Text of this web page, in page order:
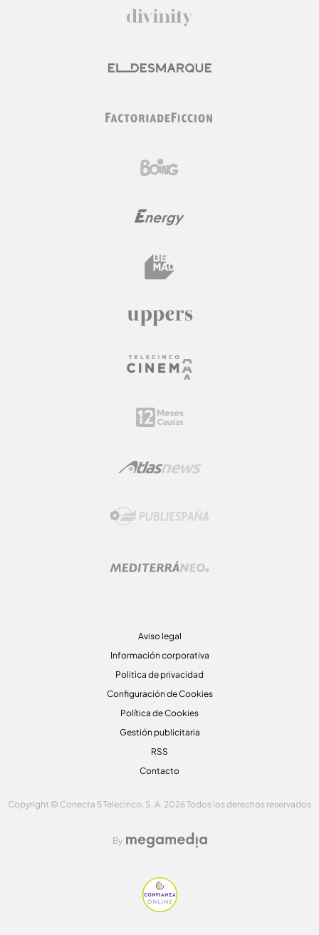
Aviso legal
Información corporativa
Politica de privacidad
Configuración de Cookies
Política de Cookies
Gestión publicitaria
RSS
Contacto
Copyright © Conecta 5 Telecinco, S. A. 2026 Todos los derechos reservados
By